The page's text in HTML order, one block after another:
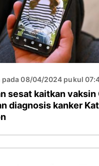
pada 08/04/2024 pukul
sesat kaitkan
diagnosis kanker